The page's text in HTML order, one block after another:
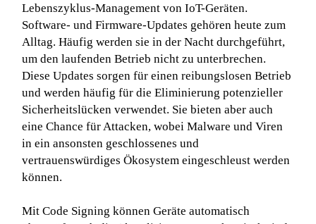
Lebenszyklus-Management von IoT-Geräten.
Software- und Firmware-Updates gehören heute zum
Alltag. Häufig werden sie in der Nacht durchgeführt,
um den laufenden Betrieb nicht zu unterbrechen.
Diese Updates sorgen für einen reibungslosen Betrieb
und werden häufig für die Eliminierung potenzieller
Sicherheitslücken verwendet. Sie bieten aber auch
eine Chance für Attacken, wobei Malware und Viren
in ein ansonsten geschlossenes und
vertrauenswürdiges Ökosystem eingeschleust werden
können.
Mit Code Signing können Geräte automatisch